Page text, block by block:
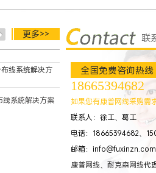
更多>>
线系统解决方案
百色酒店高清网络视频
联
全国免费咨询热线
18665394682
如果您有康普网线采购需
联系人：徐工、葛工
电话：18665394682、
邮箱：info@fuxinzn.com
康普网线、 耐克森网线代